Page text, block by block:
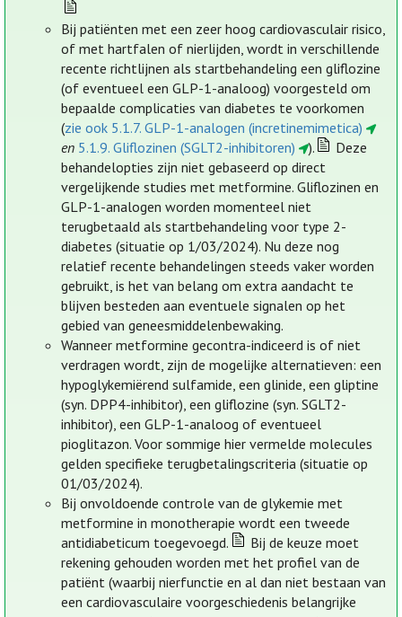
Bij patiënten met een zeer hoog cardiovasculair risico,
of met hartfalen of nierlijden, wordt in verschillende
recente richtlijnen als startbehandeling een gliflozine
(of eventueel een GLP-1-analoog) voorgesteld om
bepaalde complicaties van diabetes te voorkomen
(zie ook 5.1.7. GLP-1-analogen (incretinemimetica)
en 5.1.9. Gliflozinen (SGLT2-inhibitoren) ).
Deze
behandelopties zijn niet gebaseerd op direct
vergelijkende studies met metformine. Gliflozinen en
GLP-1-analogen worden momenteel niet
terugbetaald als startbehandeling voor type 2-
diabetes (situatie op 1/03/2024). Nu deze nog
relatief recente behandelingen steeds vaker worden
gebruikt, is het van belang om extra aandacht te
blijven besteden aan eventuele signalen op het
gebied van geneesmiddelenbewaking.
Wanneer metformine gecontra-indiceerd is of niet
verdragen wordt, zijn de mogelijke alternatieven: een
hypoglykemiërend sulfamide, een glinide, een gliptine
(syn. DPP4-inhibitor), een gliflozine (syn. SGLT2-
inhibitor), een GLP-1-analoog of eventueel
pioglitazon. Voor sommige hier vermelde molecules
gelden specifieke terugbetalingscriteria (situatie op
01/03/2024).
Bij onvoldoende controle van de glykemie met
metformine in monotherapie wordt een tweede
antidiabeticum toegevoegd.
Bij de keuze moet
rekening gehouden worden met het profiel van de
patiënt (waarbij nierfunctie en al dan niet bestaan van
een cardiovasculaire voorgeschiedenis belangrijke